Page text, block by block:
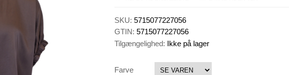
SKU: 5715077227056
GTIN: 5715077227056
Tilgængelighed: Ikke på lager
Farve